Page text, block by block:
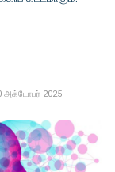
அக்டோபர் 2025